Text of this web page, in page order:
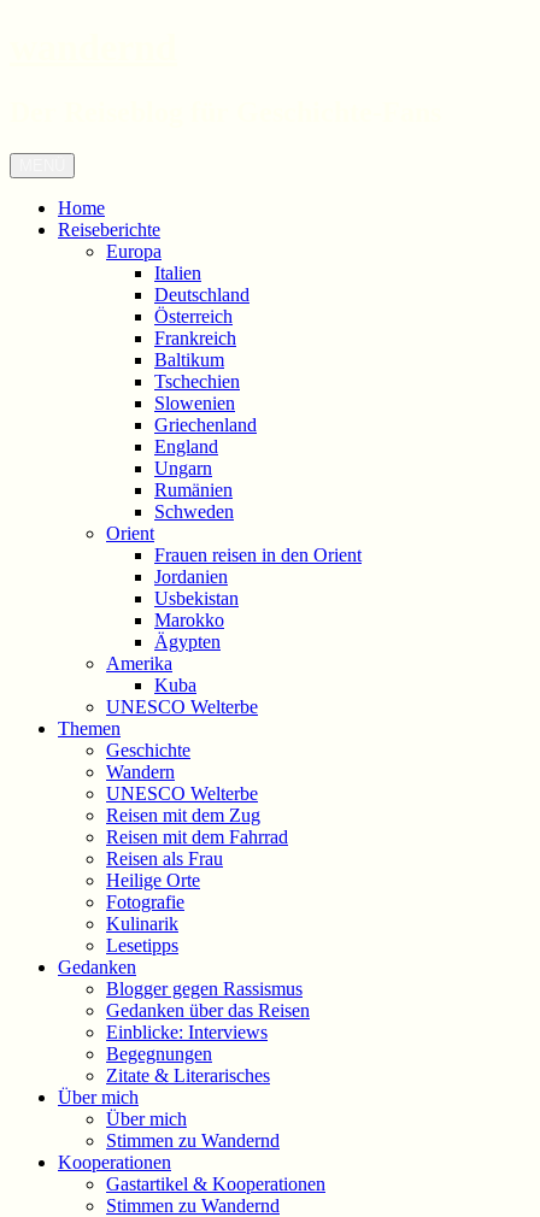
Zum
Inhalt
springen
Home
Reiseberichte
Europa
Italien
Deutschland
Österreich
Frankreich
Baltikum
Tschechien
Slowenien
Griechenland
England
Ungarn
Rumänien
Schweden
Orient
Frauen reisen in den Orient
Jordanien
Usbekistan
Marokko
Ägypten
Amerika
Kuba
UNESCO Welterbe
Themen
Geschichte
Wandern
UNESCO Welterbe
Reisen mit dem Zug
Reisen mit dem Fahrrad
Reisen als Frau
Heilige Orte
Fotografie
Kulinarik
Lesetipps
Gedanken
Blogger gegen Rassismus
Gedanken über das Reisen
Einblicke: Interviews
Begegnungen
Zitate & Literarisches
Über mich
Über mich
Stimmen zu Wandernd
Kooperationen
Gastartikel & Kooperationen
Stimmen zu Wandernd